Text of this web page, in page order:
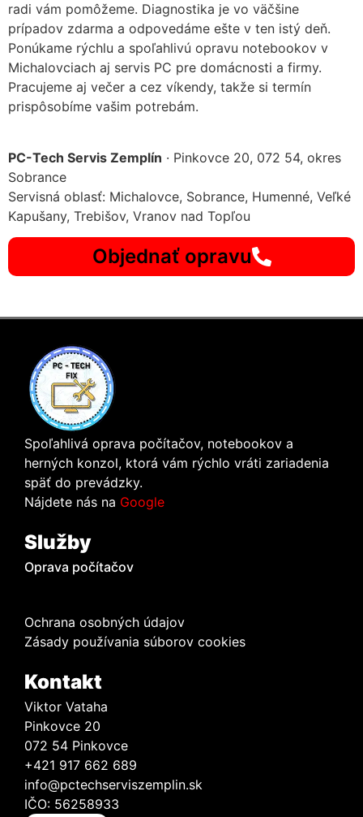
radi vám pomôžeme. Diagnostika je vo väčšine
prípadov zdarma a odpovedáme ešte v ten istý deň.
Ponúkame rýchlu a spoľahlivú opravu notebookov v
Michalovciach aj servis PC pre domácnosti a firmy.
Pracujeme aj večer a cez víkendy, takže si termín
prispôsobíme vašim potrebám.
PC-Tech Servis Zemplín · Pinkovce 20, 072 54, okres
Sobrance
Servisná oblasť: Michalovce, Sobrance, Humenné, Veľké
Kapušany, Trebišov, Vranov nad Topľou
Objednať opravu
Spoľahlivá oprava počítačov, notebookov a
herných konzol, ktorá vám rýchlo vráti zariadenia
späť do prevádzky.
Nájdete nás na Google
Služby
Oprava počítačov
Ochrana osobných údajov
Zásady používania súborov cookies
Kontakt
Viktor Vataha
Pinkovce 20
072 54 Pinkovce
+421 917 662 689
info@pctechserviszemplin.sk
IČO: 56258933